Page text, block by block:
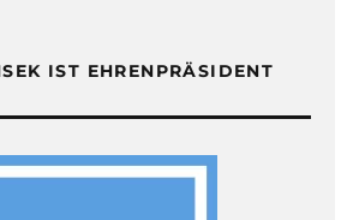
IST EHRENPRÄSIDENT